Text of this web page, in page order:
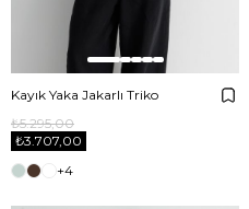
Kayık Yaka Jakarlı Triko
₺3.707,00
₺5.295,00
+4